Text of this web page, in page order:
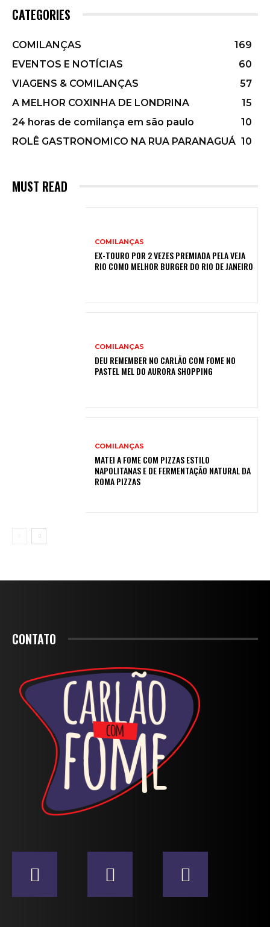
CATEGORIES
COMILANÇAS
169
EVENTOS E NOTÍCIAS
60
VIAGENS & COMILANÇAS
57
A MELHOR COXINHA DE LONDRINA
15
24 horas de comilança em são paulo
10
ROLÊ GASTRONOMICO NA RUA PARANAGUÁ 10
MUST READ
COMILANÇAS
EX-TOURO POR 2 VEZES PREMIADA PELA VEJA
RIO COMO MELHOR BURGER DO RIO DE JANEIRO
COMILANÇAS
DEU REMEMBER NO CARLÃO COM FOME NO
PASTEL MEL DO AURORA SHOPPING
COMILANÇAS
MATEI A FOME COM PIZZAS ESTILO
NAPOLITANAS E DE FERMENTAÇÃO NATURAL DA
ROMA PIZZAS
CONTATO